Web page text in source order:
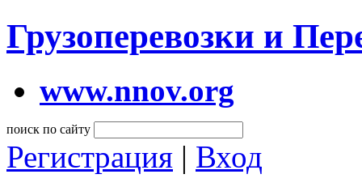
Грузоперевозки и
www.nnov.org
поиск по сайту
Регистрация | Вход